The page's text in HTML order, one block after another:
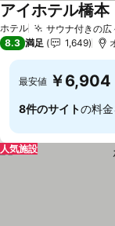
ホテル サウナ付きの
アイホテル橋本
8.3 満足 1,649
最安値 ￥6,904
8件のサイトの料
人気施設